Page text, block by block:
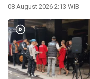
08 August 2026 2:13 WIB